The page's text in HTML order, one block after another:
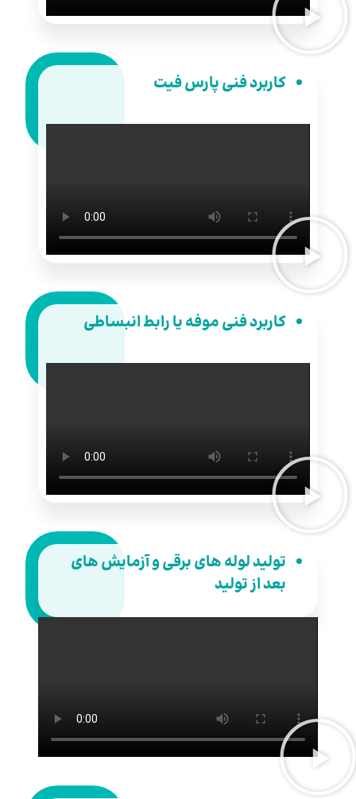
کاربرد فنی پارس فیت
کاربرد فنی موفه یا رابط انبساطی
تولید لوله های برقی و آزمایش های
بعد از تولید